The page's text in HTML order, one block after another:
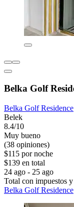
Belka Golf
Belka Golf Residence
Belek
8.4/10
Muy bueno
(38 opiniones)
$115 por noche
$139 en total
24 ago - 25 ago
Total con impuestos
Belka Golf Residence